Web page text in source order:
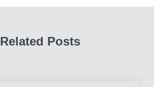
Related Posts